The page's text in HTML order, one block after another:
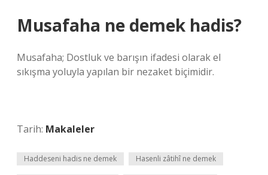
Musafaha ne demek hadis?
Musafaha; Dostluk ve barışın ifadesi olarak el
sıkışma yoluyla yapılan bir nezaket biçimidir.
Tarih: Makaleler
Haddeseni hadis ne demek Hasenli zâtihî ne demek